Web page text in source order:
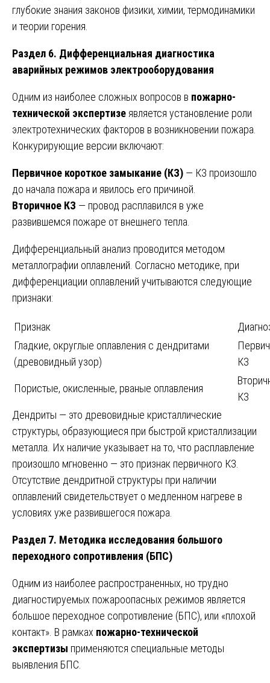
глубокие знания законов физики, химии, термодинамики
и теории горения.
Раздел 6. Дифференциальная диагностика
аварийных режимов электрооборудования
Одним из наиболее сложных вопросов в пожарно-
технической экспертизе является установление роли
электротехнических факторов в возникновении пожара.
Конкурирующие версии включают:
Первичное короткое замыкание (КЗ) — КЗ произошло
до начала пожара и явилось его причиной.
Вторичное КЗ — провод расплавился в уже
развившемся пожаре от внешнего тепла.
Дифференциальный анализ проводится методом
металлографии оплавлений. Согласно методике, при
дифференциации оплавлений учитываются следующие
признаки:
Признак
Гладкие, округлые оплавления с дендритами
(древовидный узор)
КЗ
Пористые, окисленные, рваные оплавления
КЗ
Дендриты — это древовидные кристаллические
структуры, образующиеся при быстрой кристаллизации
металла. Их наличие указывает на то, что расплавление
произошло мгновенно — это признак первичного КЗ.
Отсутствие дендритной структуры при наличии
оплавлений свидетельствует о медленном нагреве в
условиях уже развившегося пожара.
Раздел 7. Методика исследования большого
переходного сопротивления (БПС)
Одним из наиболее распространенных, но трудно
диагностируемых пожароопасных режимов является
большое переходное сопротивление (БПС), или «плохой
контакт». В рамках пожарно-технической
экспертизы применяются специальные методы
выявления БПС.